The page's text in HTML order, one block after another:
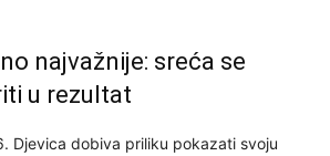
najvažnije: sreća se
u rezultat
Djevica dobiva priliku pokazati svoju